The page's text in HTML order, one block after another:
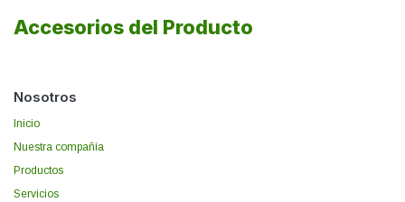
Accesorios del Producto
Nosotros
Inicio
Nuestra compañía
Productos
Servicios